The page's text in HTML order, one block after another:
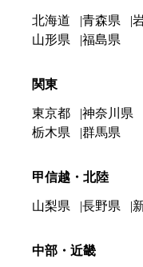
北海道 青森県
山形県
福島県
関東
東京都 神奈川県
栃木県
群馬県
甲信越・北陸
山梨県 長野県
中部・近畿